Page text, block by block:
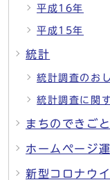
平成16年
平成15年
統計
統計調査のお
統計調査に関
まちのできごと
ホームページ
新型コロナウ